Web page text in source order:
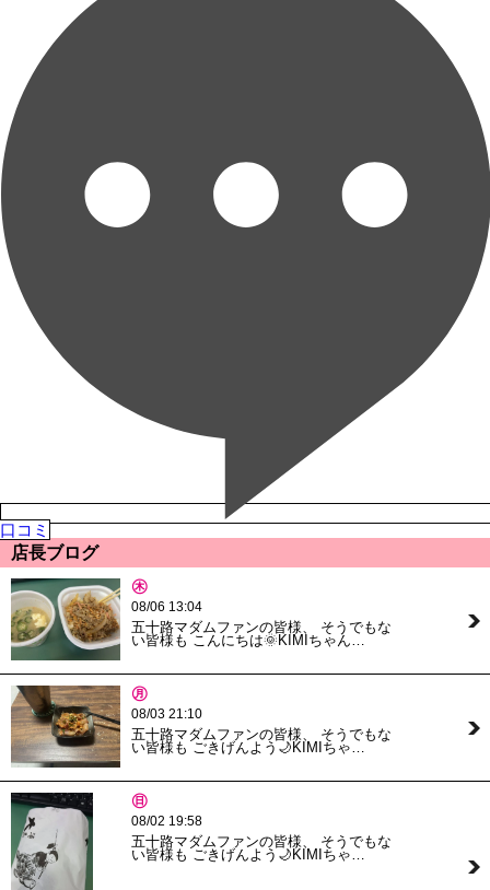
口コミ
店長ブログ
㊍
08/06 13:04
五十路マダムファンの皆様、 そうでもな
い皆様も こんにちは🌞KIMIちゃん…
㊊
08/03 21:10
五十路マダムファンの皆様、 そうでもな
い皆様も ごきげんよう🌙KIMIちゃ…
㊐
08/02 19:58
五十路マダムファンの皆様、 そうでもな
い皆様も ごきげんよう🌙KIMIちゃ…